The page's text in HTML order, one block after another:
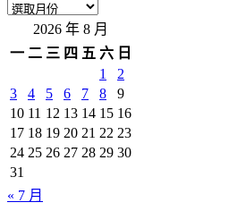
彙
2026 年 8 月
一 二 三 四 五 六 日
1
2
3
4 5 6 7 8
9
10 11 12 13 14 15 16
17 18 19 20 21 22 23
24 25 26 27 28 29 30
31
« 7 月